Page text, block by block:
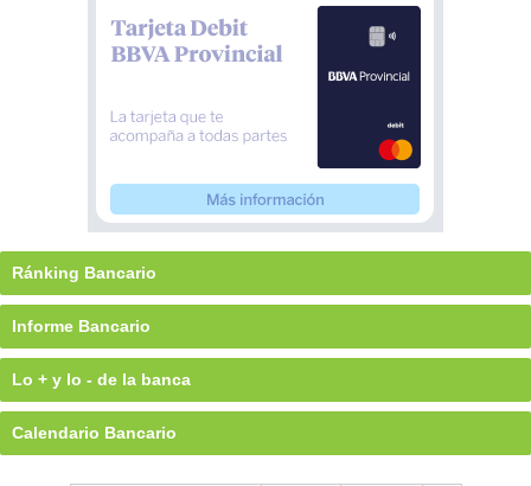
Ránking Bancario
Informe Bancario
Lo + y lo - de la banca
Calendario Bancario